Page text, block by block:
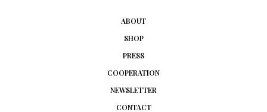
ABOUT
SHOP
PRESS
COOPERATION
NEWSLETTER
CONTACT